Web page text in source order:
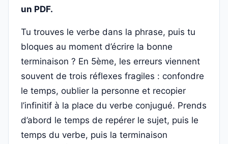
un PDF.
Tu trouves le verbe dans la phrase, puis tu
bloques au moment d’écrire la bonne
terminaison ? En 5ème, les erreurs viennent
souvent de trois réflexes fragiles : confondre
le temps, oublier la personne et recopier
l’infinitif à la place du verbe conjugué. Prends
d’abord le temps de repérer le sujet, puis le
temps du verbe, puis la terminaison